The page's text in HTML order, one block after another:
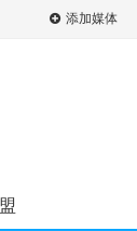
添加媒体